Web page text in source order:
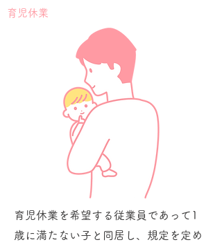
​育児休業
育児休業を希望する従業員であって1
歳に満たない子と同居し、規定を定め